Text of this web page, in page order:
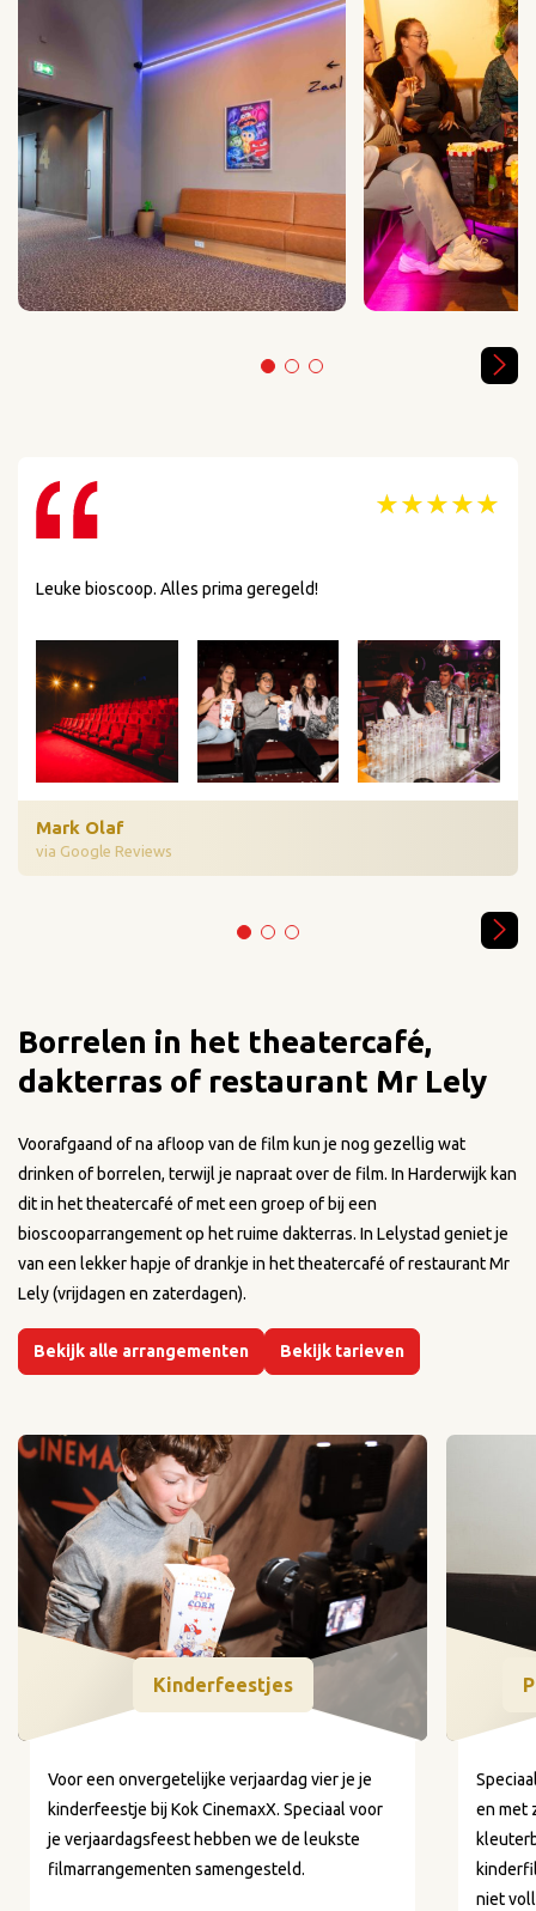
★★★★★
★★★★★
Leuke bioscoop. Alles prima geregeld!
Mark Olaf
via Google Reviews
Borrelen in het theatercafé,
dakterras of restaurant Mr Lely
Voorafgaand of na afloop van de film kun je nog gezellig wat
drinken of borrelen, terwijl je napraat over de film. In Harderwijk kan
dit in het theatercafé of met een groep of bij een
bioscooparrangement op het ruime dakterras. In Lelystad geniet je
van een lekker hapje of drankje in het theatercafé of restaurant Mr
Lely (vrijdagen en zaterdagen).
Bekijk alle arrangementen Bekijk tarieven
Kinderfeestjes
Voor een onvergetelijke verjaardag vier je je
kinderfeestje bij Kok CinemaxX. Speciaal voor
je verjaardagsfeest hebben we de leukste
filmarrangementen samengesteld.
en met
niet